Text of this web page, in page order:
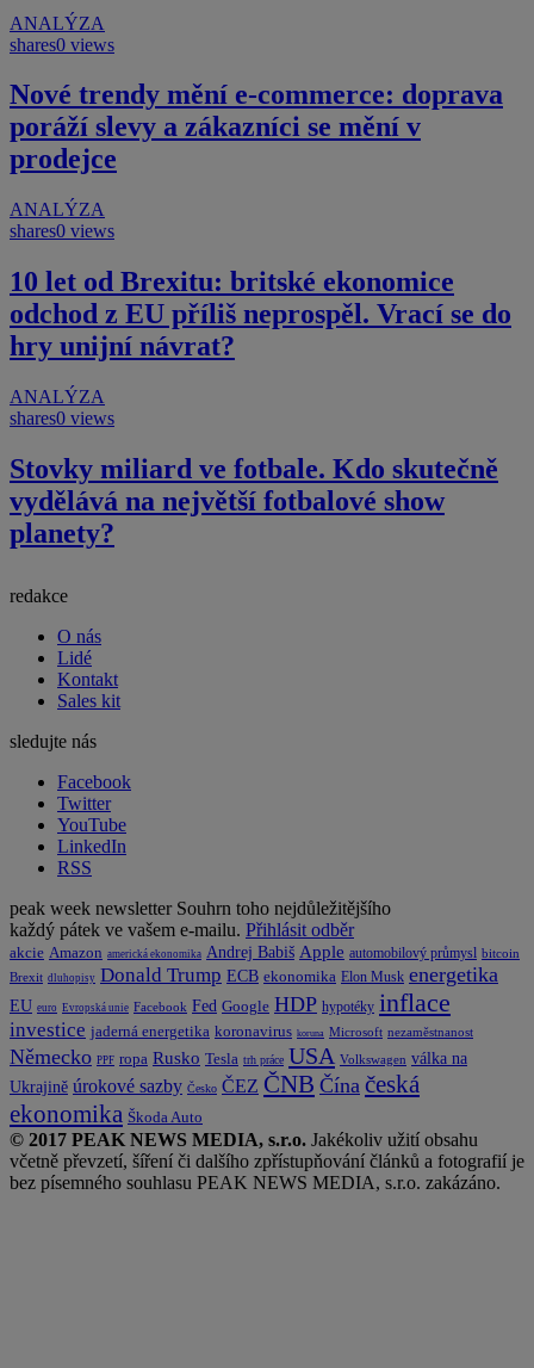
ANALÝZA
shares0 views
Nové trendy mění e-commerce: doprava
poráží slevy a zákazníci se mění v
prodejce
ANALÝZA
shares0 views
10 let od Brexitu: britské ekonomice
odchod z EU příliš neprospěl. Vrací se do
hry unijní návrat?
ANALÝZA
shares0 views
Stovky miliard ve fotbale. Kdo skutečně
vydělává na největší fotbalové show
planety?
redakce
O nás
Lidé
Kontakt
Sales kit
sledujte nás
Facebook
Twitter
YouTube
LinkedIn
RSS
peak week newsletter Souhrn toho nejdůležitějšího
každý pátek ve vašem e-mailu. Přihlásit odběr
akcie Amazon americká ekonomika Andrej Babiš Apple automobilový průmysl bitcoin
Brexit dluhopisy Donald Trump ECB ekonomika Elon Musk energetika
EU euro Evropská unie Facebook Fed Google HDP hypotéky inflace
investice jaderná energetika koronavirus koruna Microsoft nezaměstnanost
Německo PPF ropa Rusko Tesla trh práce USA Volkswagen válka na
Ukrajině úrokové sazby Česko ČEZ ČNB Čína česká
ekonomika Škoda Auto
© 2017 PEAK NEWS MEDIA, s.r.o. Jakékoliv užití obsahu
včetně převzetí, šíření či dalšího zpřístupňování článků a fotografií je
bez písemného souhlasu PEAK NEWS MEDIA, s.r.o. zakázáno.